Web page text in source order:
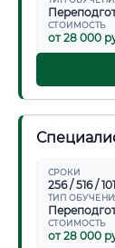
СТОИМОСТЬ
от 28 000
СРОКИ
256 / 516 /
ТИП
СТОИМОСТЬ
от 28 000